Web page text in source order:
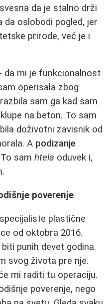
da je stalno drži
da oslobodi pogled, jer
prirode, već je i
da mi je funkcionalnost
operisala zbog
sam ga kad sam
na beton. To sam
doživotni zavisnik od
A podizanje
sam htela oduvek i,
poverenje
plastične
od oktobra 2016.
punih devet godina.
svog života pre nje.
mi raditi tu operaciju.
poverenje, nego